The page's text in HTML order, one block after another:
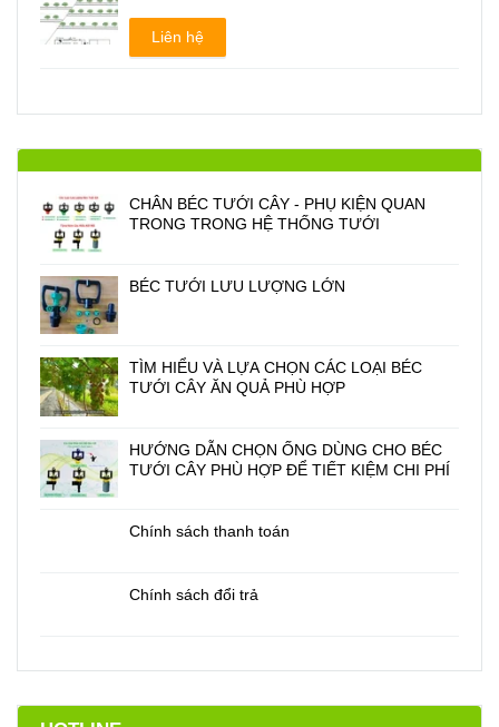
Liên hệ
CHÂN BÉC TƯỚI CÂY - PHỤ KIỆN QUAN
TRONG TRONG HỆ THỐNG TƯỚI
BÉC TƯỚI LƯU LƯỢNG LỚN
TÌM HIỂU VÀ LỰA CHỌN CÁC LOẠI BÉC
TƯỚI CÂY ĂN QUẢ PHÙ HỢP
HƯỚNG DẪN CHỌN ỐNG DÙNG CHO BÉC
TƯỚI CÂY PHÙ HỢP ĐỂ TIẾT KIỆM CHI PHÍ
Chính sách thanh toán
Chính sách đổi trả